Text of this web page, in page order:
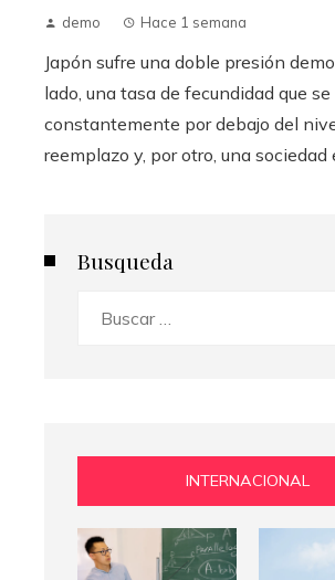
demo Hace 1 semana
Japón sufre una doble presión
lado, una tasa de fecundidad que
constantemente por debajo del
reemplazo y, por otro, una sociedad
Busqueda
INTERNACIONAL